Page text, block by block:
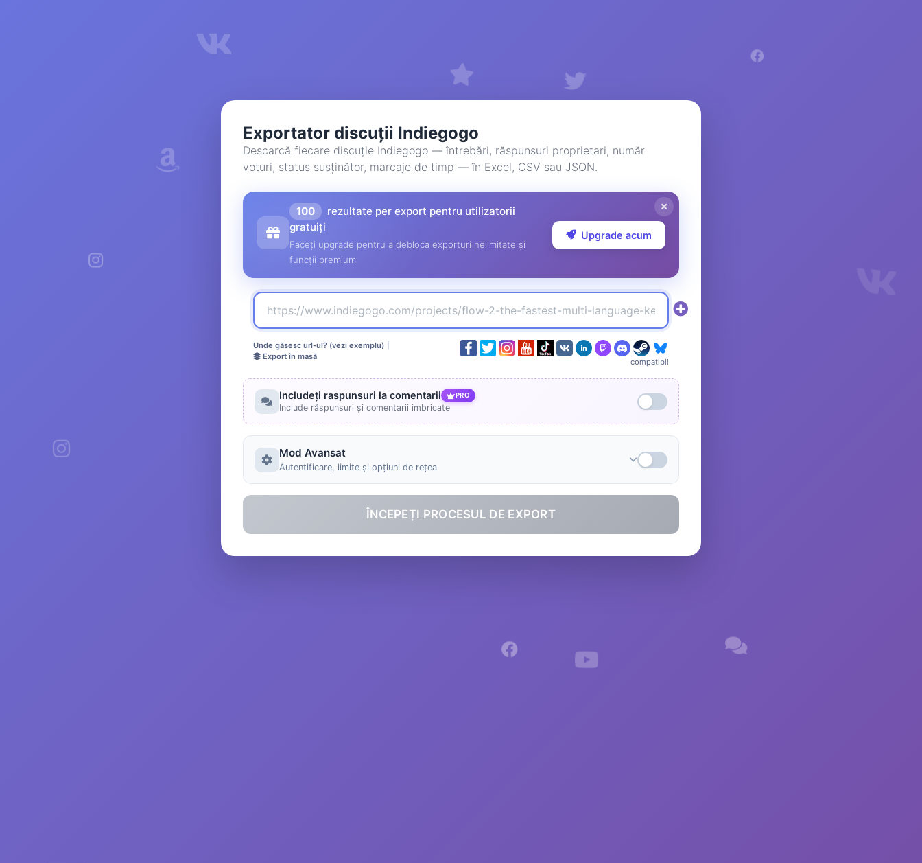
Exportator discuții Indiegogo
Descarcă fiecare discuție Indiegogo — întrebări, răspunsuri proprietari, număr
voturi, status susținător, marcaje de timp — în Excel, CSV sau JSON.
100
rezultate per export pentru utilizatorii
gratuiți
Faceți upgrade pentru a debloca exporturi nelimitate și
funcții premium
Upgrade acum
Unde găsesc url-ul? (vezi exemplu)
Export în masă
compatibil
Includeți raspunsuri la comentarii PRO
Include răspunsuri și comentarii imbricate
Mod Avansat
Autentificare, limite și opțiuni de rețea
ÎNCEPEȚI PROCESUL DE EXPORT